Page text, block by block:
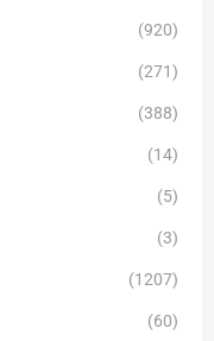
(920)
(271)
(388)
(14)
(5)
(3)
(1207)
(60)